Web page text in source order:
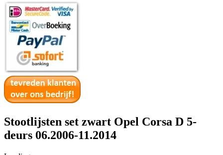
Stootlijsten set zwart Opel Corsa D 5-
deurs 06.2006-11.2014